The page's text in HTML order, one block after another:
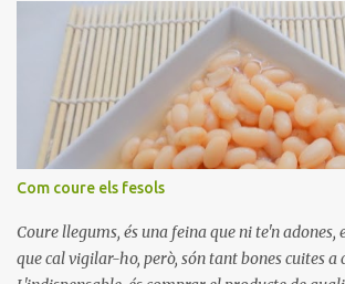
Com coure els fesols
Coure llegums, és una feina que ni te'n adones,
que cal vigilar-ho, però, són tant bones cuites a